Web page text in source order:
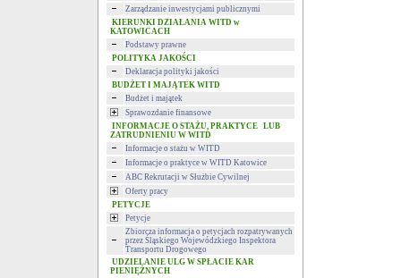
Zarządzanie inwestycjami publicznymi
KIERUNKI DZIAŁANIA WITD w
KATOWICACH
Podstawy prawne
POLITYKA JAKOŚCI
Deklaracja polityki jakości
BUDŻET I MAJĄTEK WITD
Budżet i majątek
Sprawozdanie finansowe
INFORMACJE O STAŻU, PRAKTYCE LUB
ZATRUDNIENIU W WITD
Informacje o stażu w WITD
Informacje o praktyce w WITD Katowice
ABC Rekrutacji w Służbie Cywilnej
Oferty pracy
PETYCJE
Petycje
Zbiorcza informacja o petycjach rozpatrywanych
przez Śląskiego Wojewódzkiego Inspektora
Transportu Drogowego
UDZIELANIE ULG W SPŁACIE KAR
PIENIĘŻNYCH